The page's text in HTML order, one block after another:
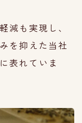
減も実現し、
を抑えた当社
表れていま